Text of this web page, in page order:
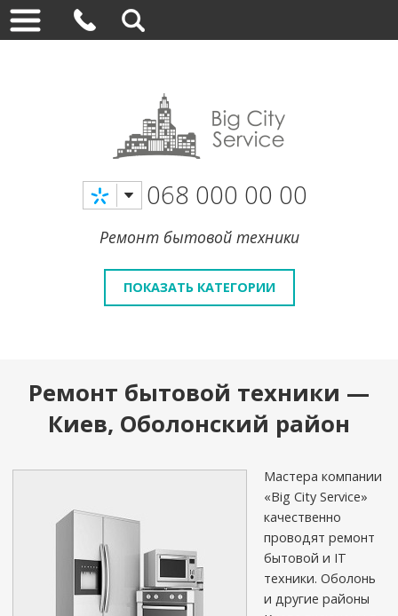
068 000 00 00
Ремонт бытовой техники
ПОКАЗАТЬ КАТЕГОРИИ
Ремонт бытовой техники —
Киев, Оболонский район
Мастера компании
«Big City Service»
качественно
проводят ремонт
бытовой и IT
техники. Оболонь
и другие районы